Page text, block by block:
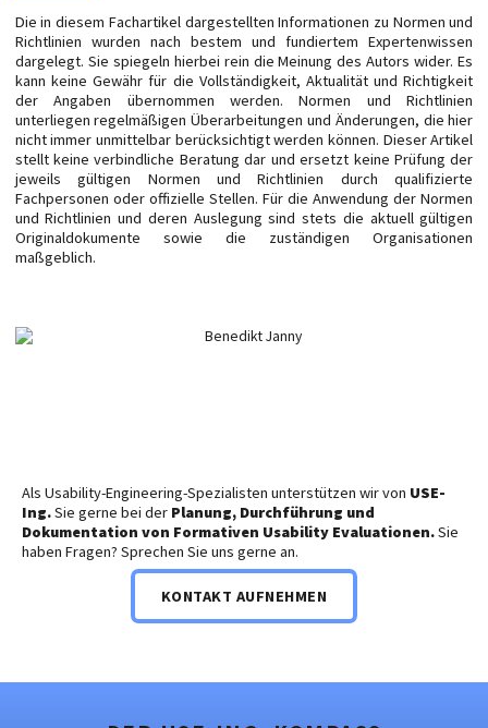
Die in diesem Fachartikel dargestellten Informationen zu Normen und
Richtlinien wurden nach bestem und fundiertem Expertenwissen
dargelegt. Sie spiegeln hierbei rein die Meinung des Autors wider. Es
kann keine Gewähr für die Vollständigkeit, Aktualität und Richtigkeit
der Angaben übernommen werden. Normen und Richtlinien
unterliegen regelmäßigen Überarbeitungen und Änderungen, die hier
nicht immer unmittelbar berücksichtigt werden können. Dieser Artikel
stellt keine verbindliche Beratung dar und ersetzt keine Prüfung der
jeweils gültigen Normen und Richtlinien durch qualifizierte
Fachpersonen oder offizielle Stellen. Für die Anwendung der Normen
und Richtlinien und deren Auslegung sind stets die aktuell gültigen
Originaldokumente sowie die zuständigen Organisationen
maßgeblich.
Als Usability-Engineering-Spezialisten unterstützen wir von USE-
Ing.Sie gerne bei der Planung, Durchführung und
Dokumentation von Formativen Usability Evaluationen.Sie
haben Fragen? Sprechen Sie uns gerne an.
KONTAKT AUFNEHMEN